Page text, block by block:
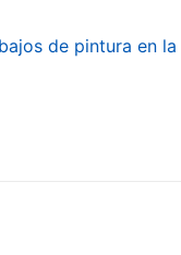
de pintura en